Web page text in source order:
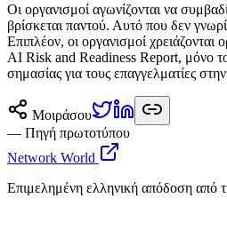
Οι οργανισμοί αγωνίζονται να
βρίσκεται παντού. Αυτό που δεν
Επιπλέον, οι οργανισμοί
AI Risk and Readiness Report, μόνο το
σημασίας για τους επαγγελματίες
Μοιράσου
— Πηγή πρωτοτύπου
Network World
Επιμελημένη ελληνική απόδοση από